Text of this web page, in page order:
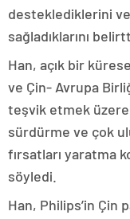
desteklediklerini
sağladıklarını
Han, açık bir
ve Çin- Avrupa
teşvik etmek üzere
sürdürme ve çok
fırsatları yaratma
söyledi.
Han, Philips’in Çin